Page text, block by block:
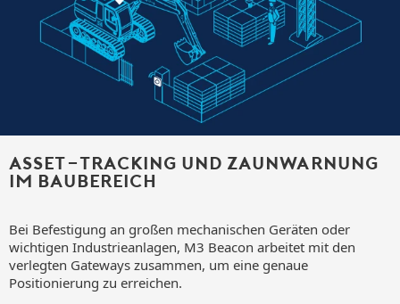
Asset-Tracking und Zaunwarnung
im Baubereich
Bei Befestigung an großen mechanischen Geräten oder
wichtigen Industrieanlagen, M3 Beacon arbeitet mit den
verlegten Gateways zusammen, um eine genaue
Positionierung zu erreichen.